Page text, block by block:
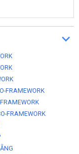
FRAMEWORK
FRAMEWORK